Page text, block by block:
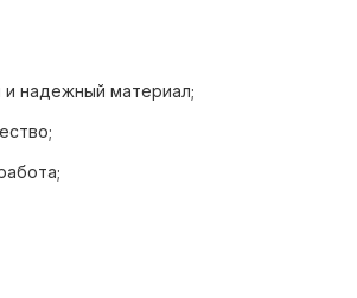
и надежный материал;
+ прогрев;